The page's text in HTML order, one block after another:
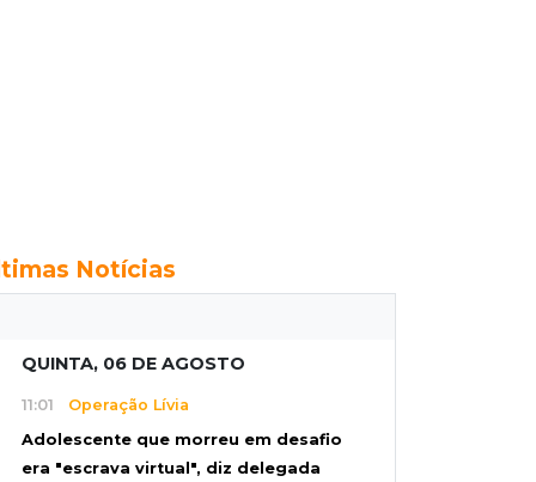
Notícias
QUINTA, 06 DE AGOSTO
11:01 Operação Lívia
Adolescente que morreu em desafio
era "escrava virtual", diz delegada